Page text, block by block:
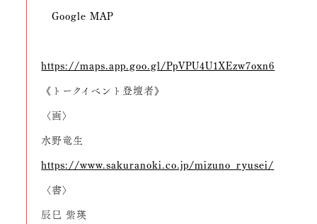
Google MAP
https://maps.app.goo.gl/PpVPU4U1XEzw7oxn6
《トークイベント登壇者》
〈画〉
水野竜生
https://www.sakuranoki.co.jp/mizuno_ryusei/
〈書〉
辰巳 紫瑛